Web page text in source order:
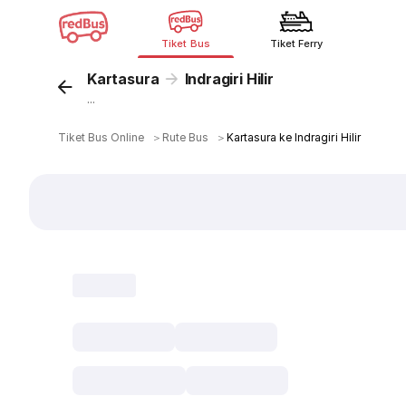
Tiket Bus Tiket Ferry
Kartasura Indragiri Hilir
...
Tiket Bus Online ＞ Rute Bus ＞Kartasura ke Indragiri Hilir